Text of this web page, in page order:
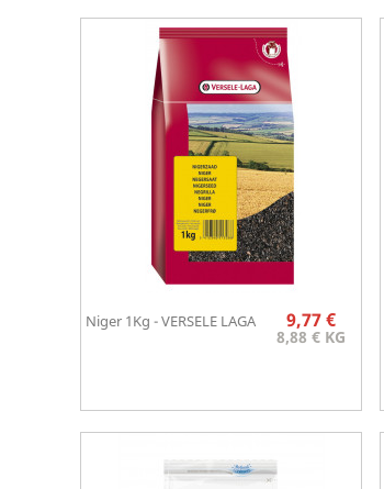
Niger 1Kg - VERSELE LAGA Prix
9,77 €
8,88 € KG
 Aperçu rapide